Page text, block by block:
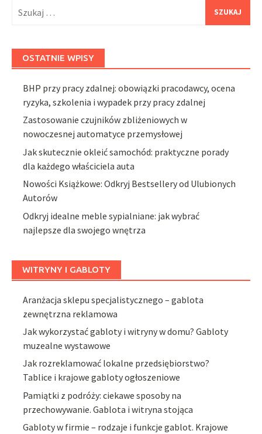
OSTATNIE WPISY
BHP przy pracy zdalnej: obowiązki pracodawcy, ocena
ryzyka, szkolenia i wypadek przy pracy zdalnej
Zastosowanie czujników zbliżeniowych w
nowoczesnej automatyce przemysłowej
Jak skutecznie okleić samochód: praktyczne porady
dla każdego właściciela auta
Nowości Książkowe: Odkryj Bestsellery od Ulubionych
Autorów
Odkryj idealne meble sypialniane: jak wybrać
najlepsze dla swojego wnętrza
WITRYNY I GABLOTY
Aranżacja sklepu specjalistycznego – gablota
zewnętrzna reklamowa
Jak wykorzystać gabloty i witryny w domu? Gabloty
muzealne wystawowe
Jak rozreklamować lokalne przedsiębiorstwo?
Tablice i krajowe gabloty ogłoszeniowe
Pamiątki z podróży: ciekawe sposoby na
przechowywanie. Gablota i witryna stojąca
Gabloty w firmie – rodzaje i funkcje gablot. Krajowe